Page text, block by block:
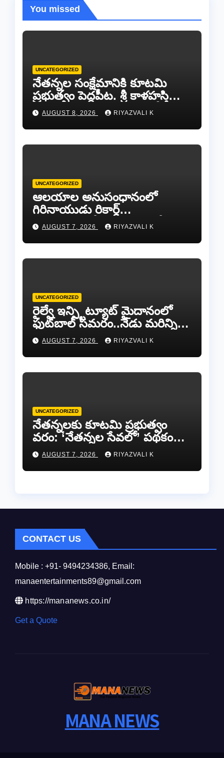
You missed
UNCATEGORIZED
నేతన్నల సంక్షేమానికి కూటమి
ప్రభుత్వం పెద్దపీట. శ్రీ కాళహస్తి
ఎమ్మెల్యే బొజ్జల వెంకట సుధీర్ రెడ్డి.
AUGUST 8, 2026 RIYAZVALI K
UNCATEGORIZED
ఆలయాల అనుసంధానంలో
గిరినాయుడు రికార్డ్
దారినేర్పరి..రోడ్డు నిర్మాణంతో పాటు
గోవుల సంరక్షణకు ప్రాణప్రతిష్ఠ!..
AUGUST 7, 2026 RIYAZVALI K
UNCATEGORIZED
రైల్వే ఇన్స్టిట్యూట్ మైదానంలో
ఫుట్‌బాల్ సమరం..నేడు మరిన్ని
జట్లు సిద్ధం!.
AUGUST 7, 2026 RIYAZVALI K
UNCATEGORIZED
​నేతన్నలకు కూటమి ప్రభుత్వం
వరం: ‘నేతన్నల సేవలో’ పథకం
ద్వారా ఏటా ₹25,000 ఆర్థిక
సాయం!
AUGUST 7, 2026 RIYAZVALI K
CONTACT US
Mobile : +91- 9494234386, Email:
manaentertainments89@gmail.com
https://mananews.co.in/
Get a Quote
MANA NEWS